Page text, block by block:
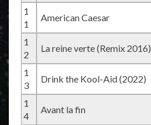
1
1
American Caesar
1
2
La reine verte (Remix 2016)
1
3
Drink the Kool-Aid (2022)
1
4
Avant la fin